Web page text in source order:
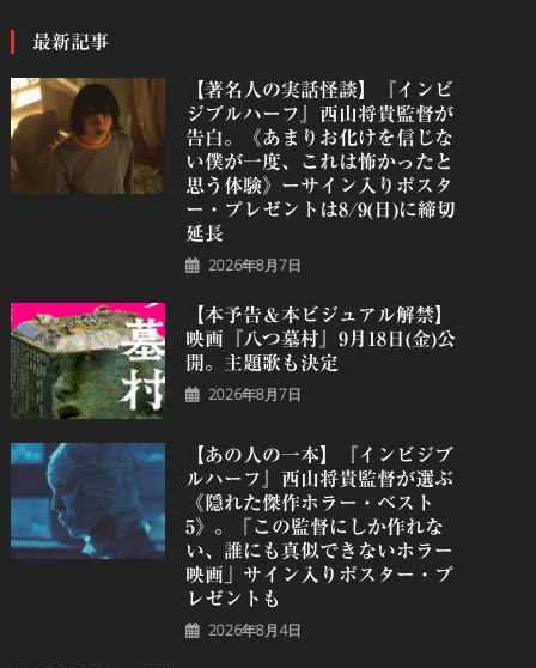
最新記事
【著名人の実話怪談】『インビ
ジブルハーフ』⻄⼭将貴監督が
告白。《あまりお化けを信じな
い僕が一度、これは怖かったと
思う体験》ーサイン入りポスタ
ー・プレゼントは8/9(日)に締切
延長
2026年8月7日
【本予告＆本ビジュアル解禁】
映画『八つ墓村』9月18日(金)公
開。主題歌も決定
2026年8月7日
【あの人の一本】『インビジブ
ルハーフ』⻄⼭将貴監督が選ぶ
《隠れた傑作ホラー・ベスト
5》。「この監督にしか作れな
い、誰にも真似できないホラー
映画」サイン入りポスター・プ
レゼントも
2026年8月4日